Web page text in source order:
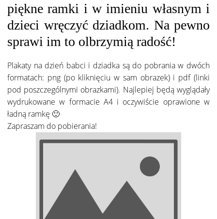
piękne ramki i w imieniu własnym i
dzieci wręczyć dziadkom. Na pewno
sprawi im to olbrzymią radość!
Plakaty na dzień babci i dziadka są do pobrania w dwóch
formatach: png (po kliknięciu w sam obrazek) i pdf (linki
pod poszczególnymi obrazkami). Najlepiej będą wyglądały
wydrukowane w formacie A4 i oczywiście oprawione w
ładną ramkę 🙂
Zapraszam do pobierania!